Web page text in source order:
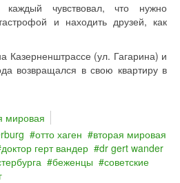
чувствовал, что нужно
и находить друзей, как
Казерненштрассе (ул. Гагарина) и
возвращался в свою квартиру в
мировая
отто хаген
вторая мировая
доктор герт вандер
dr gert wander
беженцы
советские